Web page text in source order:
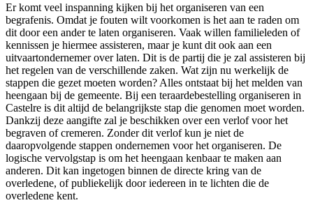
Er komt veel inspanning kijken bij het organiseren van een
begrafenis. Omdat je fouten wilt voorkomen is het aan te raden om
dit door een ander te laten organiseren. Vaak willen familieleden of
kennissen je hiermee assisteren, maar je kunt dit ook aan een
uitvaartondernemer over laten. Dit is de partij die je zal assisteren bij
het regelen van de verschillende zaken. Wat zijn nu werkelijk de
stappen die gezet moeten worden? Alles ontstaat bij het melden van
heengaan bij de gemeente. Bij een teraardebestelling organiseren in
Castelre is dit altijd de belangrijkste stap die genomen moet worden.
Dankzij deze aangifte zal je beschikken over een verlof voor het
begraven of cremeren. Zonder dit verlof kun je niet de
daaropvolgende stappen ondernemen voor het organiseren. De
logische vervolgstap is om het heengaan kenbaar te maken aan
anderen. Dit kan ingetogen binnen de directe kring van de
overledene, of publiekelijk door iedereen in te lichten die de
overledene kent.